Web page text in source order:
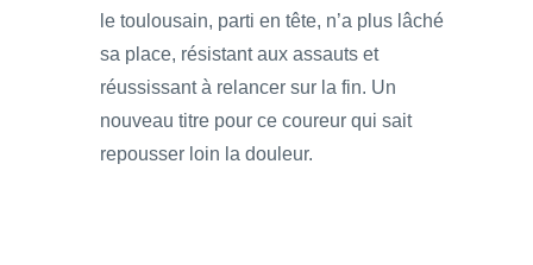
le toulousain, parti en tête, n’a plus lâché
sa place, résistant aux assauts et
réussissant à relancer sur la fin. Un
nouveau titre pour ce coureur qui sait
repousser loin la douleur.